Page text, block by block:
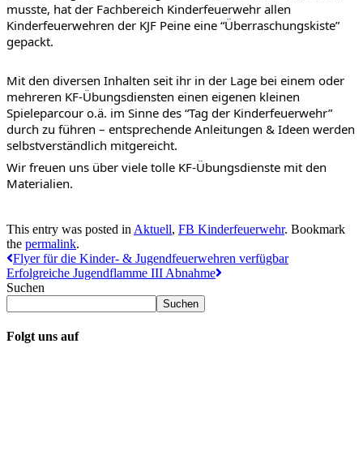
musste, hat der Fachbereich Kinderfeuerwehr allen
Kinderfeuerwehren der KJF Peine eine “Überraschungskiste”
gepackt.
Mit den diversen Inhalten seit ihr in der Lage bei einem oder
mehreren KF-Übungsdiensten einen eigenen kleinen
Spieleparcour o.ä. im Sinne des “Tag der Kinderfeuerwehr”
durch zu führen – entsprechende Anleitungen & Ideen werden
selbstverständlich mitgereicht.
Wir freuen uns über viele tolle KF-Übungsdienste mit den
Materialien.
This entry was posted in Aktuell, FB Kinderfeuerwehr. Bookmark
the permalink.
Flyer für die Kinder- & Jugendfeuerwehren verfügbar
Erfolgreiche Jugendflamme III Abnahme
Suchen
Suchen
Folgt uns auf